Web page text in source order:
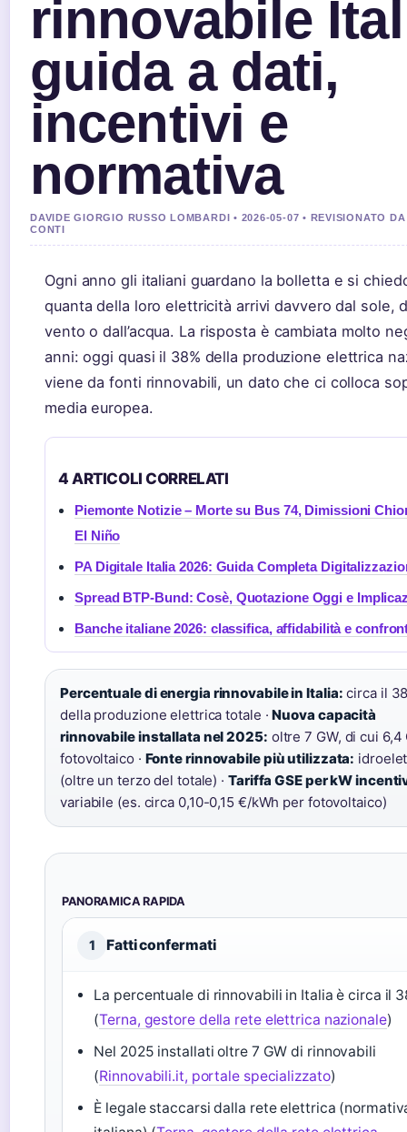
rinnovabile
guida a dati,
incentivi e
normativa
DAVIDE GIORGIO RUSSO LOMBARDI • 2026-05-07 • REVISIONATO
CONTI
Ogni anno gli italiani guardano la bolletta e si
quanta della loro elettricità arrivi davvero dal sole,
vento o dall’acqua. La risposta è cambiata molto
anni: oggi quasi il 38% della produzione elettrica
viene da fonti rinnovabili, un dato che ci colloca
media europea.
4 ARTICOLI CORRELATI
Piemonte Notizie – Morte su Bus 74, Dimissioni
El Niño
PA Digitale Italia 2026: Guida Completa
Spread BTP-Bund: Cosè, Quotazione Oggi e
Banche italiane 2026: classifica, affidabilità e
Percentuale di energia rinnovabile in Italia: circa il
della produzione elettrica totale ·Nuova capacità
rinnovabile installata nel 2025: oltre 7 GW, di cui 6,4
fotovoltaico · Fonte rinnovabile più utilizzata:
(oltre un terzo del totale) · Tariffa GSE per kW
variabile (es. circa 0,10-0,15 €/kWh per fotovoltaico)
PANORAMICA RAPIDA
1 Fatti confermati
La percentuale di rinnovabili in Italia è circa il
(Terna, gestore della rete elettrica nazionale)
Nel 2025 installati oltre 7 GW di rinnovabili
(Rinnovabili.it, portale specializzato)
È legale staccarsi dalla rete elettrica